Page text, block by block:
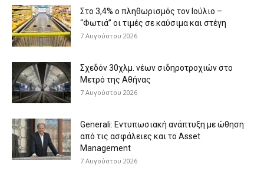
Στο 3,4% ο πληθωρισμός τον Ιούλιο –
“Φωτιά” οι τιμές σε καύσιμα και στέγη
7 Αυγούστου 2026
Σχεδόν 30χλμ. νέων σιδηροτροχιών στο
Μετρό της Αθήνας
7 Αυγούστου 2026
Generali: Eντυπωσιακή ανάπτυξη με ώθηση
από τις ασφάλειες και το Asset
Management
7 Αυγούστου 2026